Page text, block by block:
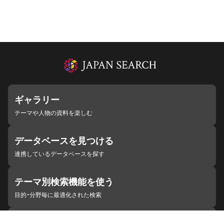
ギャラリー
テーマや人物の資料を楽しむ
データベースを見つける
連携しているデータベースを探す
テーマ別検索機能を使う
目的・分野毎に最適化された検索